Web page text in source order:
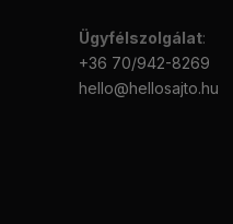
Ügyfélszolgálat:
+36 70/942-8269
hello@hellosajto.hu